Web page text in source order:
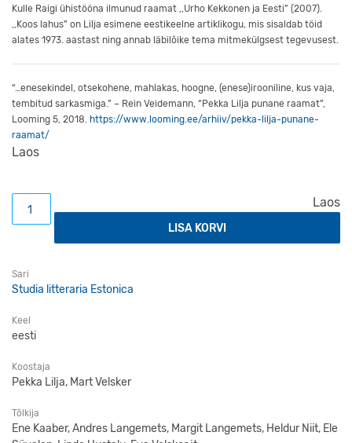
Kulle Raigi ühistööna ilmunud raamat ,,Urho Kekkonen ja Eesti” (2007).
,,Koos lahus” on Lilja esimene eestikeelne artiklikogu, mis sisaldab töid
alates 1973. aastast ning annab läbilõike tema mitmekülgsest tegevusest.
“…enesekindel, otsekohene, mahlakas, hoogne, (enese)irooniline, kus vaja,
tembitud sarkasmiga.” – Rein Veidemann, “Pekka Lilja punane raamat”,
Looming 5, 2018. https://www.looming.ee/arhiiv/pekka-lilja-punane-
raamat/
Laos
Laos
Koos lahus. Uurimusi ja kriitikat eesti ja soome
LISA KORVI
Sari
Studia litteraria Estonica
Keel
eesti
Koostaja
Pekka Lilja, Mart Velsker
Tõlkija
Ene Kaaber, Andres Langemets, Margit Langemets, Heldur Niit, Ele